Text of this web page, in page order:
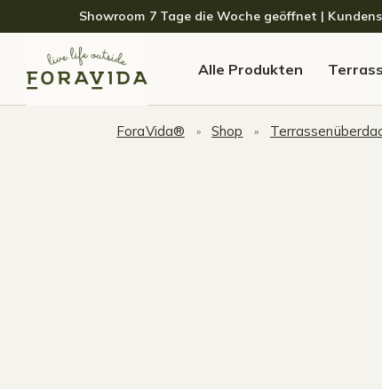
Skip to navigation
Skip to contentShowroom 7 Tage die Woche geöffnet |
Alle Produkten
ForaVida® » Shop »